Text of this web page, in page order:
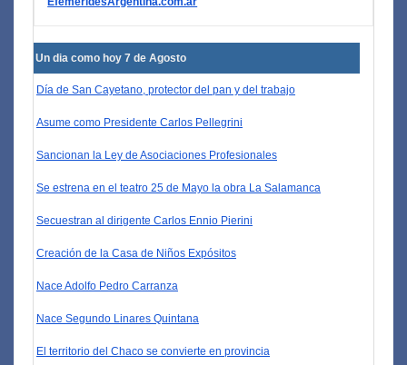
Un dia como hoy 7 de Agosto
Día de San Cayetano, protector del pan y del trabajo
Asume como Presidente Carlos Pellegrini
Sancionan la Ley de Asociaciones Profesionales
Se estrena en el teatro 25 de Mayo la obra La Salamanca
Secuestran al dirigente Carlos Ennio Pierini
Creación de la Casa de Niños Expósitos
Nace Adolfo Pedro Carranza
Nace Segundo Linares Quintana
El territorio del Chaco se convierte en provincia